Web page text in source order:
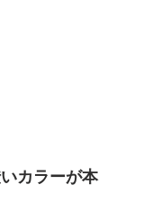
カラーが本